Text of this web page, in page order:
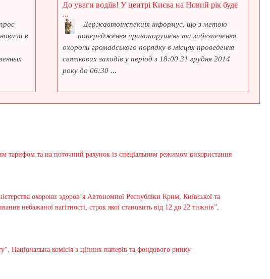
в
До уваги водіїв! У центрі Києва на Новий рік буде
...
Державтоінспекція інформує, що з метою
попередження правопорушень та забезпечення
охорони громадського порядку в місцях проведення
святкових заходів у період з 18:00 31 грудня 2014
року до 06:30 ...
тарифом та на поточний рахунок із спеціальним режимом використання
охорони здоров’я Автономної Республіки Крим, Київської та
небажаної вагітності, строк якої становить від 12 до 22 тижнів”,
Національна комісія з цінних паперів та фондового ринку